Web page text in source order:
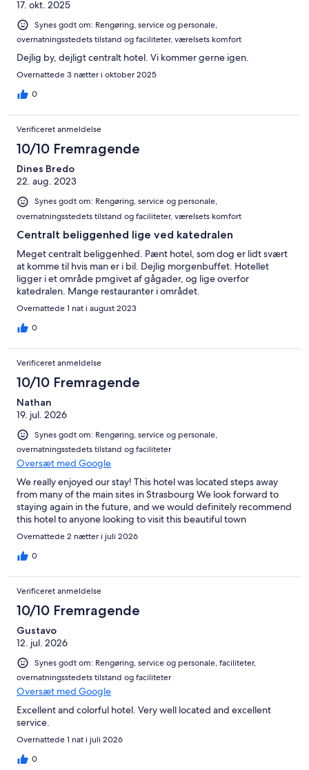
17. okt. 2025
Synes godt om: Rengøring, service og personale,
overnatningsstedets tilstand og faciliteter, værelsets komfort
Dejlig by, dejligt centralt hotel. Vi kommer gerne igen.
Overnattede 3 nætter i oktober 2025
0
Verificeret anmeldelse
10/10 Fremragende
Dines Bredo
22. aug. 2023
Synes godt om: Rengøring, service og personale,
overnatningsstedets tilstand og faciliteter, værelsets komfort
Centralt beliggenhed lige ved katedralen
Meget centralt beliggenhed. Pænt hotel, som dog er lidt svært
at komme til hvis man er i bil. Dejlig morgenbuffet. Hotellet
ligger i et område pmgivet af gågader, og lige overfor
katedralen. Mange restauranter i området.
Overnattede 1 nat i august 2023
0
Verificeret anmeldelse
10/10 Fremragende
Nathan
19. jul. 2026
Synes godt om: Rengøring, service og personale,
overnatningsstedets tilstand og faciliteter
Oversæt med Google
We really enjoyed our stay! This hotel was located steps away
from many of the main sites in Strasbourg We look forward to
staying again in the future, and we would definitely recommend
this hotel to anyone looking to visit this beautiful town
Overnattede 2 nætter i juli 2026
0
Verificeret anmeldelse
10/10 Fremragende
Gustavo
12. jul. 2026
Synes godt om: Rengøring, service og personale, faciliteter,
overnatningsstedets tilstand og faciliteter
Oversæt med Google
Excellent and colorful hotel. Very well located and excellent
service.
Overnattede 1 nat i juli 2026
0